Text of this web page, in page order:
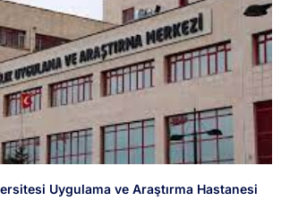
Uygulama ve Araştırma Hastanesi